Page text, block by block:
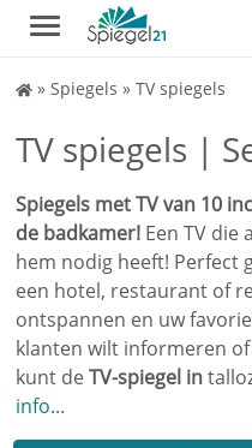
» Spiegels » TV spiegels
TV spiegels |
Spiegels met TV van 10
de badkamer! Een TV die
hem nodig heeft! Perfect
een hotel, restaurant of
ontspannen en uw
klanten wilt informeren
kunt de TV-spiegel in
info...